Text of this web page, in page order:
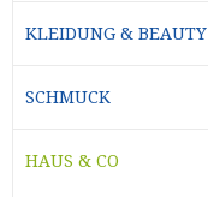
KLEIDUNG & BEAUTY
SCHMUCK
HAUS & CO